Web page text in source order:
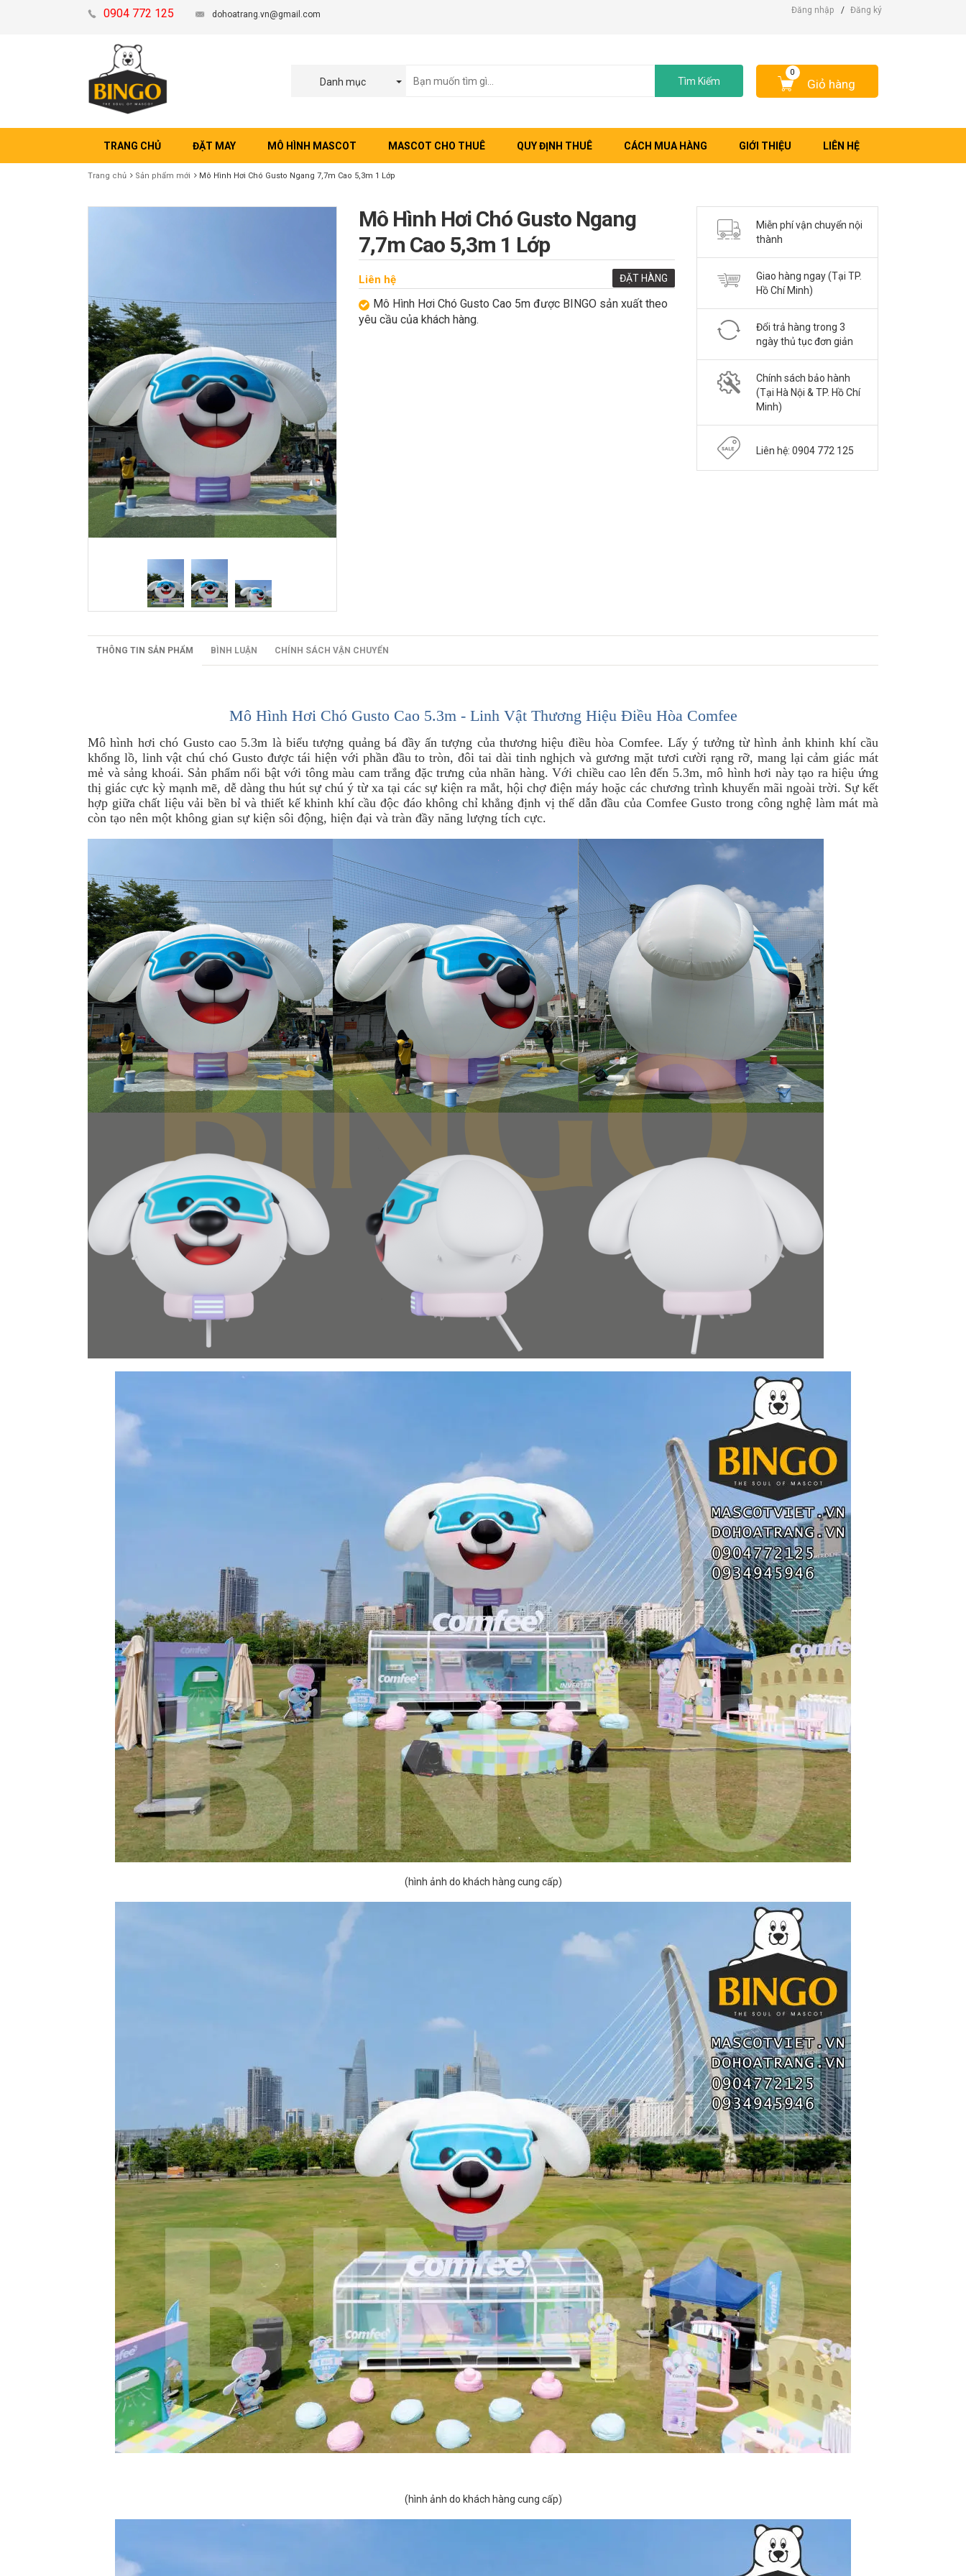
0904 772 125 dohoatrang.vn@gmail.com Đăng nhập / Đăng ký
Danh mục Tìm Kiếm Giỏ hàng
0
TRANG CHỦ ĐẶT MAY MÔ HÌNH MASCOT MASCOT CHO THUÊ QUY ĐỊNH THUÊ CÁCH MUA HÀNG GIỚI THIỆU LIÊN HỆ
Trang chủ Sản phẩm mới Mô Hình Hơi Chó Gusto Ngang 7,7m Cao 5,3m 1 Lớp
Mô Hình Hơi Chó Gusto Ngang
7,7m Cao 5,3m 1 Lớp
ĐẶT HÀNG
Liên hệ
Mô Hình Hơi Chó Gusto Cao 5m được BINGO sản xuất theo
yêu cầu của khách hàng.
Miễn phí vận chuyển nội
thành
Giao hàng ngay (Tại TP.
Hồ Chí Minh)
Đổi trả hàng trong 3
ngày thủ tục đơn giản
Chính sách bảo hành
(Tại Hà Nội & TP. Hồ Chí
Minh)
Liên hệ: 0904 772 125
THÔNG TIN SẢN PHẨM BÌNH LUẬN CHÍNH SÁCH VẬN CHUYỂN
Mô Hình Hơi Chó Gusto Cao 5.3m - Linh Vật Thương Hiệu Điều Hòa Comfee
Mô hình hơi chó Gusto cao 5.3m là biểu tượng quảng bá đầy ấn tượng của thương hiệu điều hòa Comfee. Lấy ý tưởng từ hình ảnh khinh khí cầu
khổng lồ, linh vật chú chó Gusto được tái hiện với phần đầu to tròn, đôi tai dài tinh nghịch và gương mặt tươi cười rạng rỡ, mang lại cảm giác mát
mẻ và sảng khoái. Sản phẩm nổi bật với tông màu cam trắng đặc trưng của nhãn hàng. Với chiều cao lên đến 5.3m, mô hình hơi này tạo ra hiệu ứng
thị giác cực kỳ mạnh mẽ, dễ dàng thu hút sự chú ý từ xa tại các sự kiện ra mắt, hội chợ điện máy hoặc các chương trình khuyến mãi ngoài trời. Sự kết
hợp giữa chất liệu vải bền bỉ và thiết kế khinh khí cầu độc đáo không chỉ khẳng định vị thế dẫn đầu của Comfee Gusto trong công nghệ làm mát mà
còn tạo nên một không gian sự kiện sôi động, hiện đại và tràn đầy năng lượng tích cực.
(hình ảnh do khách hàng cung cấp)
(hình ảnh do khách hàng cung cấp)